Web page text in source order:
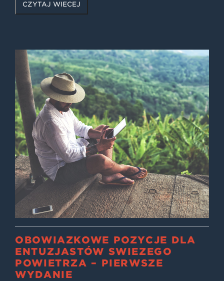
CZYTAJ WIĘCEJ
OBOWIĄZKOWE POZYCJE DLA
ENTUZJASTÓW ŚWIEŻEGO
POWIETRZA – PIERWSZE
WYDANIE